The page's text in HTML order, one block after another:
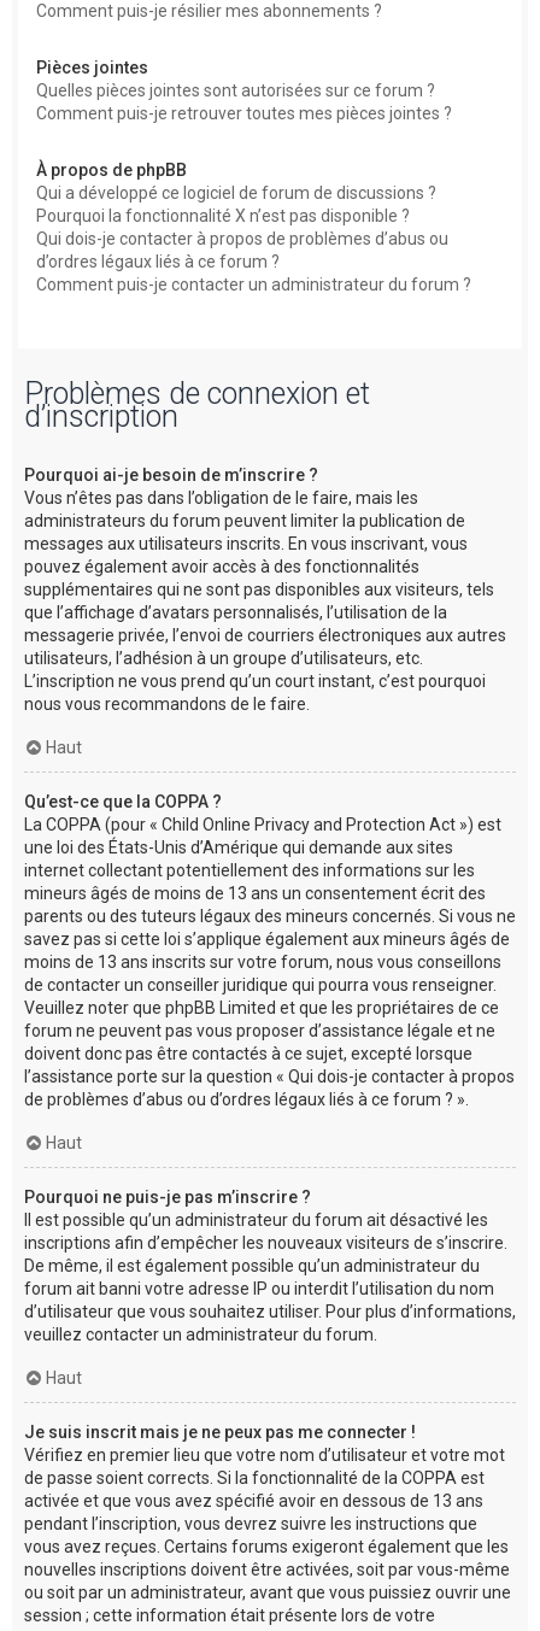
Comment puis-je résilier mes abonnements ?
Pièces jointes
Quelles pièces jointes sont autorisées sur ce forum ?
Comment puis-je retrouver toutes mes pièces jointes ?
À propos de phpBB
Qui a développé ce logiciel de forum de discussions ?
Pourquoi la fonctionnalité X n’est pas disponible ?
Qui dois-je contacter à propos de problèmes d’abus ou
d’ordres légaux liés à ce forum ?
Comment puis-je contacter un administrateur du forum ?
Problèmes de connexion et
d’inscription
Pourquoi ai-je besoin de m’inscrire ?
Vous n’êtes pas dans l’obligation de le faire, mais les
administrateurs du forum peuvent limiter la publication de
messages aux utilisateurs inscrits. En vous inscrivant, vous
pouvez également avoir accès à des fonctionnalités
supplémentaires qui ne sont pas disponibles aux visiteurs, tels
que l’affichage d’avatars personnalisés, l’utilisation de la
messagerie privée, l’envoi de courriers électroniques aux autres
utilisateurs, l’adhésion à un groupe d’utilisateurs, etc.
L’inscription ne vous prend qu’un court instant, c’est pourquoi
nous vous recommandons de le faire.
Haut
Qu’est-ce que la COPPA ?
La COPPA (pour « Child Online Privacy and Protection Act ») est
une loi des États-Unis d’Amérique qui demande aux sites
internet collectant potentiellement des informations sur les
mineurs âgés de moins de 13 ans un consentement écrit des
parents ou des tuteurs légaux des mineurs concernés. Si vous ne
savez pas si cette loi s’applique également aux mineurs âgés de
moins de 13 ans inscrits sur votre forum, nous vous conseillons
de contacter un conseiller juridique qui pourra vous renseigner.
Veuillez noter que phpBB Limited et que les propriétaires de ce
forum ne peuvent pas vous proposer d’assistance légale et ne
doivent donc pas être contactés à ce sujet, excepté lorsque
l’assistance porte sur la question « Qui dois-je contacter à propos
de problèmes d’abus ou d’ordres légaux liés à ce forum ? ».
Haut
Pourquoi ne puis-je pas m’inscrire ?
Il est possible qu’un administrateur du forum ait désactivé les
inscriptions afin d’empêcher les nouveaux visiteurs de s’inscrire.
De même, il est également possible qu’un administrateur du
forum ait banni votre adresse IP ou interdit l’utilisation du nom
d’utilisateur que vous souhaitez utiliser. Pour plus d’informations,
veuillez contacter un administrateur du forum.
Haut
Je suis inscrit mais je ne peux pas me connecter !
Vérifiez en premier lieu que votre nom d’utilisateur et votre mot
de passe soient corrects. Si la fonctionnalité de la COPPA est
activée et que vous avez spécifié avoir en dessous de 13 ans
pendant l’inscription, vous devrez suivre les instructions que
vous avez reçues. Certains forums exigeront également que les
nouvelles inscriptions doivent être activées, soit par vous-même
ou soit par un administrateur, avant que vous puissiez ouvrir une
session ; cette information était présente lors de votre